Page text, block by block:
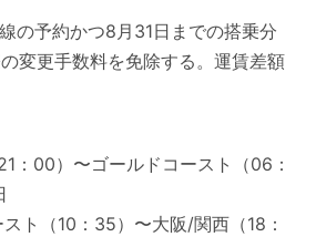
の予約かつ8月31日までの搭乗分
変更手数料を免除する。運賃差額
00）〜ゴールドコースト（06：
ト（10：35）〜大阪/関西（18：